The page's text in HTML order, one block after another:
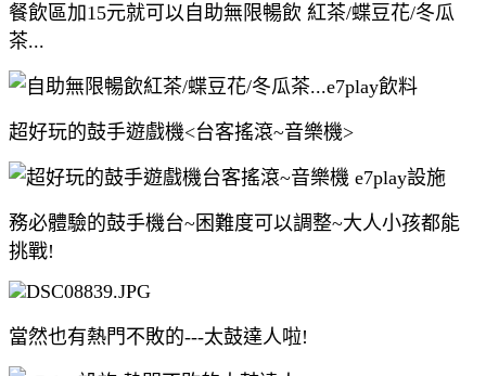
餐飲區加15元就可以自助無限暢飲 紅茶/蝶豆花/冬瓜
茶...
超好玩的鼓手遊戲機<台客搖滾~音樂機>
務必體驗的鼓手機台~困難度可以調整~大人小孩都能
挑戰!
當然也有熱門不敗的---太鼓達人啦!